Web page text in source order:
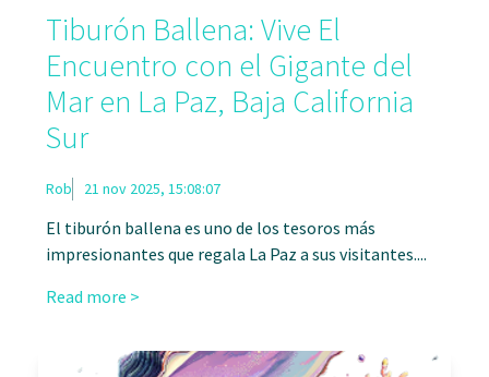
Tiburón Ballena: Vive El
Encuentro con el Gigante del
Mar en La Paz, Baja California
Sur
Rob 21 nov 2025, 15:08:07
El tiburón ballena es uno de los tesoros más
impresionantes que regala La Paz a sus visitantes....
Read more >